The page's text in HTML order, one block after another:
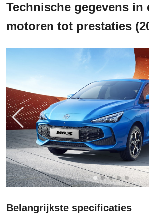
Technische gegevens in
motoren tot prestaties
Belangrijkste specificaties